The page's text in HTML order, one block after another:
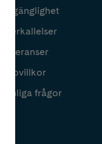
Tillgänglighet
Återkallelser
Leveranser
Köpvillkor
Vanliga frågor